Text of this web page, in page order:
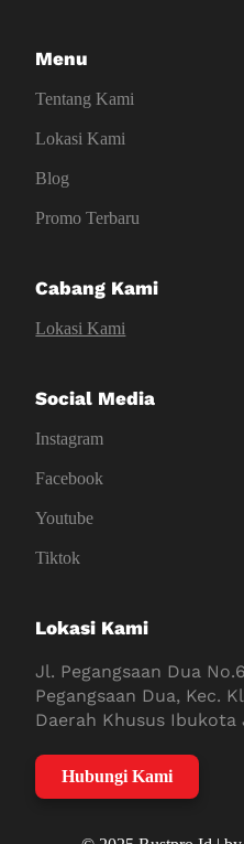
Menu
Tentang Kami
Lokasi Kami
Blog
Promo Terbaru
Cabang Kami
Lokasi Kami
Social Media
Instagram
Facebook
Youtube
Tiktok
Lokasi Kami
Jl. Pegangsaan Dua
Pegangsaan Dua, Kec.
Daerah Khusus Ibukota
Hubungi Kami